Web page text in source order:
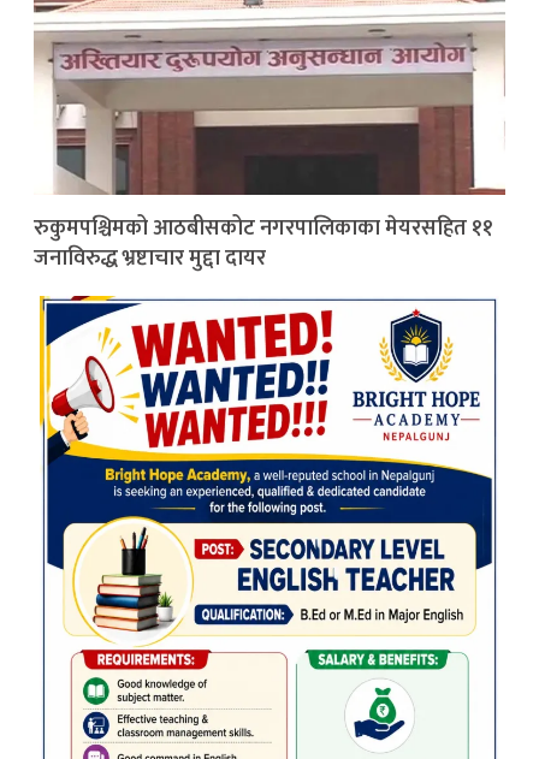
रुकुमपश्चिमको आठबीसकोट नगरपालिकाका मेयरसहित ११
जनाविरुद्ध भ्रष्टाचार मुद्दा दायर